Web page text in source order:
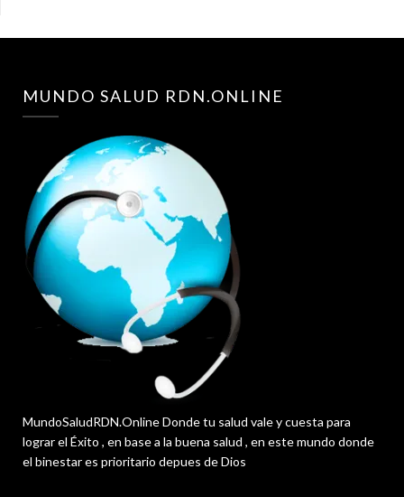
MUNDO SALUD RDN.ONLINE
MundoSaludRDN.Online Donde tu salud vale y cuesta para
lograr el Éxito , en base a la buena salud , en este mundo donde
el binestar es prioritario depues de Dios